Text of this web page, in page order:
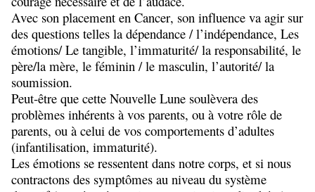
Avec son placement en Cancer, son influence va agir sur
des questions telles la dépendance / l’indépendance, Les
émotions/ Le tangible, l’immaturité/ la responsabilité, le
père/la mère, le féminin / le masculin, l’autorité/ la
soumission.
Peut-être que cette Nouvelle Lune soulèvera des
problèmes inhérents à vos parents, ou à votre rôle de
parents, ou à celui de vos comportements d’adultes
(infantilisation, immaturité).
Les émotions se ressentent dans notre corps, et si nous
contractons des symptômes au niveau du système